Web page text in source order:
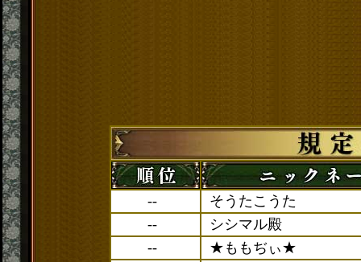
--
そうたこうた
--
シシマル殿
--
★ももぢぃ★